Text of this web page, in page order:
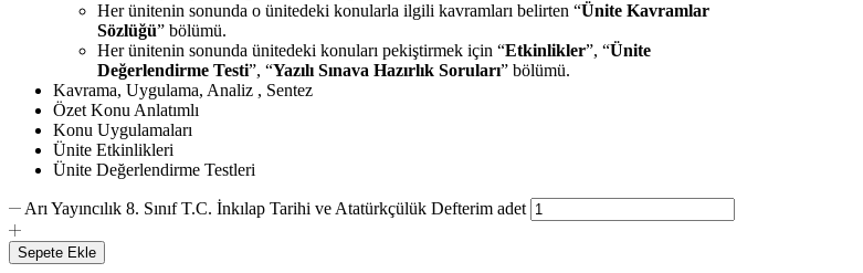
Her ünitenin sonunda o ünitedeki konularla ilgili kavramları belirten “Ünite Kavramlar
Sözlüğü” bölümü.
Her ünitenin sonunda ünitedeki konuları pekiştirmek için “Etkinlikler”, “Ünite
Değerlendirme Testi”, “Yazılı Sınava Hazırlık Soruları” bölümü.
Kavrama, Uygulama, Analiz , Sentez
Özet Konu Anlatımlı
Konu Uygulamaları
Ünite Etkinlikleri
Ünite Değerlendirme Testleri
Arı Yayıncılık 8. Sınıf T.C. İnkılap Tarihi ve Atatürkçülük Defterim adet
Sepete Ekle